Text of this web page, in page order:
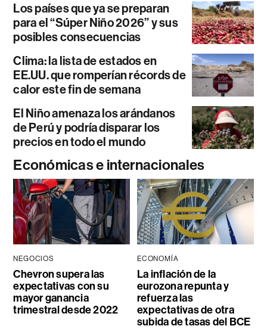
Los países que ya se preparan
para el “Súper Niño 2026” y sus
posibles consecuencias
Clima: la lista de estados en
EE.UU. que romperían récords de
calor este fin de semana
El Niño amenaza los arándanos
de Perú y podría disparar los
precios en todo el mundo
Económicas e internacionales
NEGOCIOS
Chevron supera las
expectativas con su
mayor ganancia
trimestral desde 2022
ECONOMÍA
La inflación de la
eurozona repunta y
refuerza las
expectativas de otra
subida de tasas del BCE